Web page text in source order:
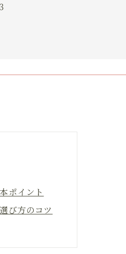
ポイント
び方のコツ
を比較
を解説